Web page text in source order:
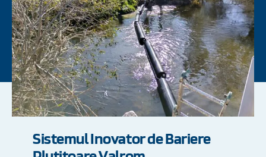
Tubare Puțuri Apă | Țevi și Filtre
PVC VALSpring Valrom
Citește articol